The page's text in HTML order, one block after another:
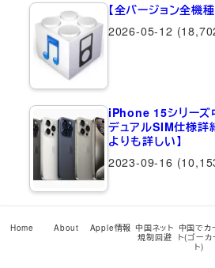
【全バージョン全
2026-05-12
iPhone 15シリーズ
デュアルSIM仕様詳
よりも詳しい】
2023-09-16
15 Pro…
(7,721)
Home About Apple情報 中国ネット
規制回避
中国でカ
ト(ゴーカ
ト)